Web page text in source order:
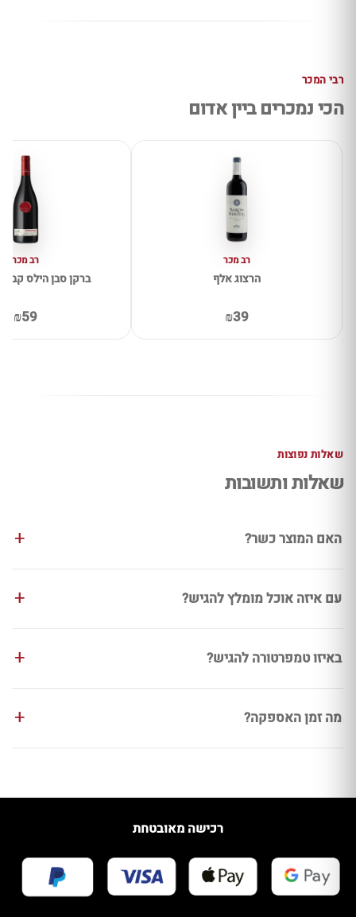
רבי המכר
הכי נמכרים ביין אדום
רב מכר
הרצוג אלף
₪39
רב מכר
ברקן סבן הילס
₪59
שאלות נפוצות
שאלות ותשובות
האם המוצר כשר?
עם איזה אוכל מומלץ להגיש?
באיזו טמפרטורה להגיש?
מה זמן האספקה?
רכישה מאובטחת